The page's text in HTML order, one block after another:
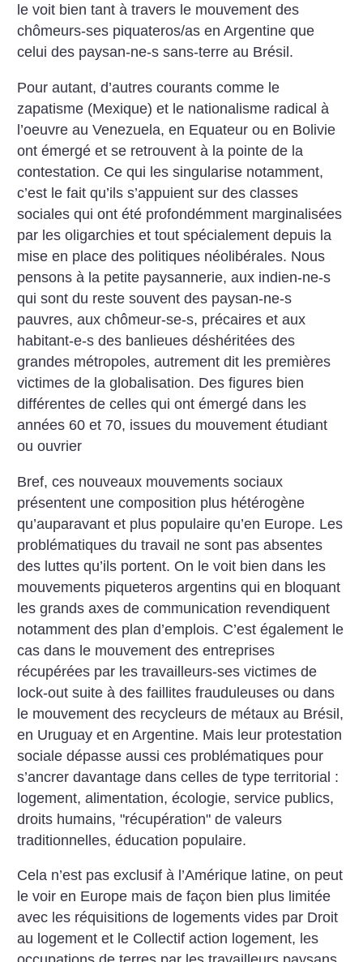
le voit bien tant à travers le mouvement des
chômeurs-ses piquateros/as en Argentine que
celui des paysan-ne-s sans-terre au Brésil.
Pour autant, d’autres courants comme le
zapatisme (Mexique) et le nationalisme radical à
l’oeuvre au Venezuela, en Equateur ou en Bolivie
ont émergé et se retrouvent à la pointe de la
contestation. Ce qui les singularise notamment,
c’est le fait qu’ils s’appuient sur des classes
sociales qui ont été profondémment marginalisées
par les oligarchies et tout spécialement depuis la
mise en place des politiques néolibérales. Nous
pensons à la petite paysannerie, aux indien-ne-s
qui sont du reste souvent des paysan-ne-s
pauvres, aux chômeur-se-s, précaires et aux
habitant-e-s des banlieues déshéritées des
grandes métropoles, autrement dit les premières
victimes de la globalisation. Des figures bien
différentes de celles qui ont émergé dans les
années 60 et 70, issues du mouvement étudiant
ou ouvrier
Bref, ces nouveaux mouvements sociaux
présentent une composition plus hétérogène
qu’auparavant et plus populaire qu’en Europe. Les
problématiques du travail ne sont pas absentes
des luttes qu’ils portent. On le voit bien dans les
mouvements piqueteros argentins qui en bloquant
les grands axes de communication revendiquent
notamment des plan d’emplois. C’est également le
cas dans le mouvement des entreprises
récupérées par les travailleurs-ses victimes de
lock-out suite à des faillites frauduleuses ou dans
le mouvement des recycleurs de métaux au Brésil,
en Uruguay et en Argentine. Mais leur protestation
sociale dépasse aussi ces problématiques pour
s’ancrer davantage dans celles de type territorial :
logement, alimentation, écologie, service publics,
droits humains, "récupération" de valeurs
traditionnelles, éducation populaire.
Cela n’est pas exclusif à l’Amérique latine, on peut
le voir en Europe mais de façon bien plus limitée
avec les réquisitions de logements vides par Droit
au logement et le Collectif action logement, les